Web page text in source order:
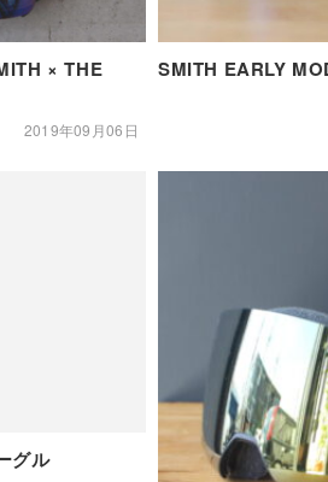
× THE
2019年09月06日
SMITH EARLY
ル